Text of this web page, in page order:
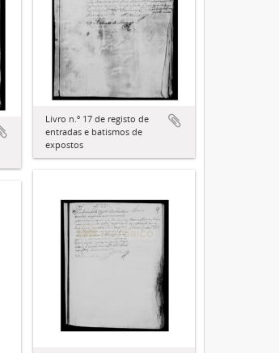
Livro n.º 17 de registo de
entradas e batismos de
expostos